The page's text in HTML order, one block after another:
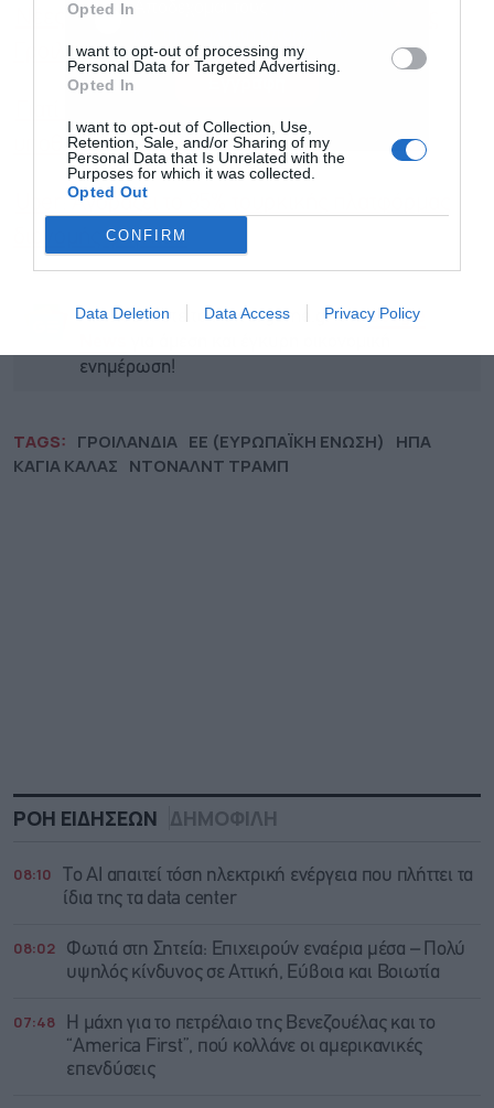
Opted In
I want to opt-out of processing my
Personal Data for Targeted Advertising.
Opted In
I want to opt-out of Collection, Use,
Retention, Sale, and/or Sharing of my
Personal Data that Is Unrelated with the
Purposes for which it was collected.
Opted Out
CONFIRM
Data Deletion Data Access Privacy Policy
Νέες απειλές Τραμπ για την προσάρτηση της
Γροιλανδίας
υποθαλάσσιο
Uber: Αγοράζει το 85% τουρκικής πλατφόρμας
διανομής φαγητού
Ακολουθήστε το Powergame.gr στοGoogle
ενημέρωση!
TAGS: ΓΡΟΙΛΑΝΔΙΑ ΕΕ (ΕΥΡΩΠΑΪΚΗ ΕΝΩΣΗ)
ΗΠΑ
ΚΑΓΙΑ ΚΑΛΑΣ ΝΤΟΝΑΛΝΤ ΤΡΑΜΠ
ΡΟΗ ΕΙΔΗΣΕΩΝ ΔΗΜΟΦΙΛΗ
08:10
Το AI απαιτεί τόση ηλεκτρική ενέργεια που πλήττει τα
ίδια της τα data center
08:02
Φωτιά στη Σητεία: Επιχειρούν εναέρια μέσα – Πολύ
υψηλός κίνδυνος σε Αττική, Εύβοια και Βοιωτία
07:48
Η μάχη για το πετρέλαιο της Βενεζουέλας και το
“America First”, πού κολλάνε οι αμερικανικές
επενδύσεις
Αποδέχομαι τους